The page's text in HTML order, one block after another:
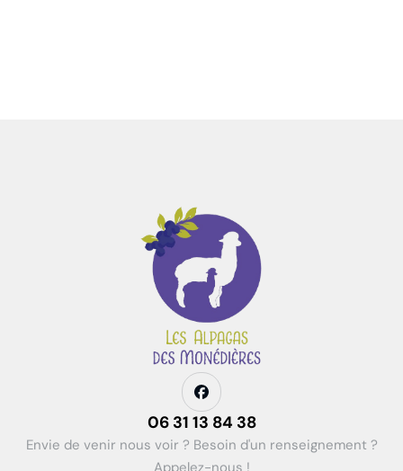
06 31 13 84 38
Envie de venir nous voir ? Besoin d'un renseignement ?
Appelez-nous !